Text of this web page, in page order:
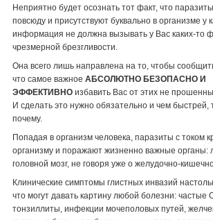
Неприятно будет осознать тот факт, что
повсюду и присутствуют буквально в организме у
информация не должна вызывать у Вас каких-то
чрезмерной брезгливости.
Она всего лишь направлена на то, чтобы
что самое важное АБСОЛЮТНО БЕЗОПАСНО И
ЭФФЕКТИВНО избавить Вас от этих не
И сделать это нужно обязательно и чем быстрей,
почему.
Попадая в организм человека, паразиты с током
организму и поражают жизненно важные органы:
головной мозг, не говоря уже о желудочно-
Клинические симптомы глистных инвазий
что могут давать картину любой болезни: частые
тонзиллиты, инфекции мочеполовых путей,